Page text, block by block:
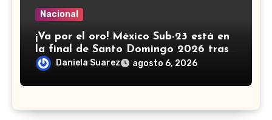
Nacional
¡Va por el oro! México Sub-23 está en
la final de Santo Domingo 2026 tras
golear a Panamá
Daniela Suarez agosto 6, 2026